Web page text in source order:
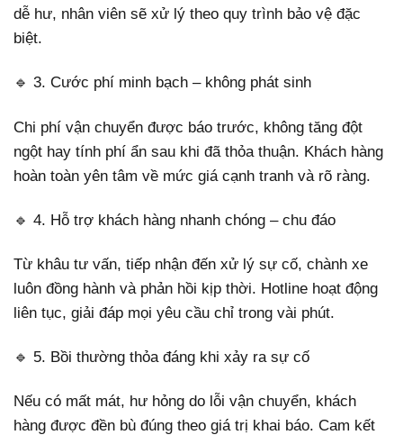
dễ hư, nhân viên sẽ xử lý theo quy trình bảo vệ đặc
biệt.
🔹 3. Cước phí minh bạch – không phát sinh
Chi phí vận chuyển được báo trước, không tăng đột
ngột hay tính phí ẩn sau khi đã thỏa thuận. Khách hàng
hoàn toàn yên tâm về mức giá cạnh tranh và rõ ràng.
🔹 4. Hỗ trợ khách hàng nhanh chóng – chu đáo
Từ khâu tư vấn, tiếp nhận đến xử lý sự cố, chành xe
luôn đồng hành và phản hồi kịp thời. Hotline hoạt động
liên tục, giải đáp mọi yêu cầu chỉ trong vài phút.
🔹 5. Bồi thường thỏa đáng khi xảy ra sự cố
Nếu có mất mát, hư hỏng do lỗi vận chuyển, khách
hàng được đền bù đúng theo giá trị khai báo. Cam kết